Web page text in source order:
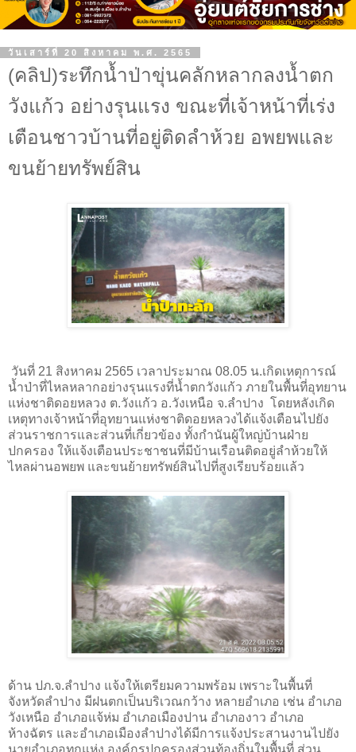
วันเสาร์ที่ 20 สิงหาคม พ.ศ. 2565
(คลิป)ระทึกน้ำป่าขุ่นคลักหลากลงน้ำตก
วังแก้ว อย่างรุนแรง ขณะที่เจ้าหน้าที่เร่ง
เตือนชาวบ้านที่อยู่ติดลำห้วย อพยพและ
ขนย้ายทรัพย์สิน
วันที่ 21 สิงหาคม 2565 เวลาประมาณ 08.05 น.เกิดเหตุการณ์
น้ำป่าที่ไหลหลากอย่างรุนแรงที่น้ำตกวังแก้ว ภายในพื้นที่อุทยาน
แห่งชาติดอยหลวง ต.วังแก้ว อ.วังเหนือ จ.ลำปาง โดยหลังเกิด
เหตุทางเจ้าหน้าที่อุทยานแห่งชาติดอยหลวงได้แจ้งเตือนไปยัง
ส่วนราชการและส่วนที่เกี่ยวข้อง ทั้งกำนันผู้ใหญ่บ้านฝ่าย
ปกครอง ให้แจ้งเตือนประชาชนที่มีบ้านเรือนติดอยู่ลำห้วยให้
ไหลผ่านอพยพ และขนย้ายทรัพย์สินไปที่สูงเรียบร้อยแล้ว
ด้าน ปภ.จ.ลำปาง แจ้งให้เตรียมความพร้อม เพราะในพื้นที่
จังหวัดลำปาง มีฝนตกเป็นบริเวณกว้าง หลายอำเภอ เช่น อำเภอ
วังเหนือ อำเภอแจ้ห่ม อำเภอเมืองปาน อำเภองาว อำเภอ
ห้างฉัตร และอำเภอเมืองลำปางได้มีการแจ้งประสานงานไปยัง
นายอำเภอทุกแห่ง องค์กรปกครองส่วนท้องถิ่นในพื้นที่ ส่วน